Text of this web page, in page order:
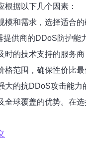
据以下几个因素：
模和需求，选择适合
提供商的DDoS防护能
时的技术支持的服务
格范围，确保性价比最
大的抗DDoS攻击能
球覆盖的优势。在